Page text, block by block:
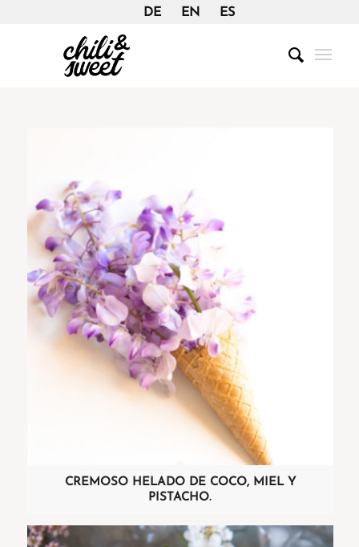
DE EN ES
CREMOSO HELADO DE COCO, MIEL Y
PISTACHO.